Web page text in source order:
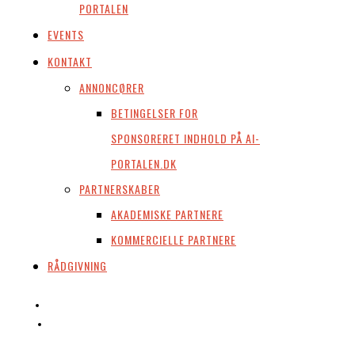
PORTALEN
EVENTS
KONTAKT
ANNONCØRER
BETINGELSER FOR
SPONSORERET INDHOLD PÅ AI-
PORTALEN.DK
PARTNERSKABER
AKADEMISKE PARTNERE
KOMMERCIELLE PARTNERE
RÅDGIVNING